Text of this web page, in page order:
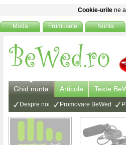
Cookie-urile ne
Moda Frumusete Nunta
Ghid nunta Articole Texte
Despre noi Promovare BeWed